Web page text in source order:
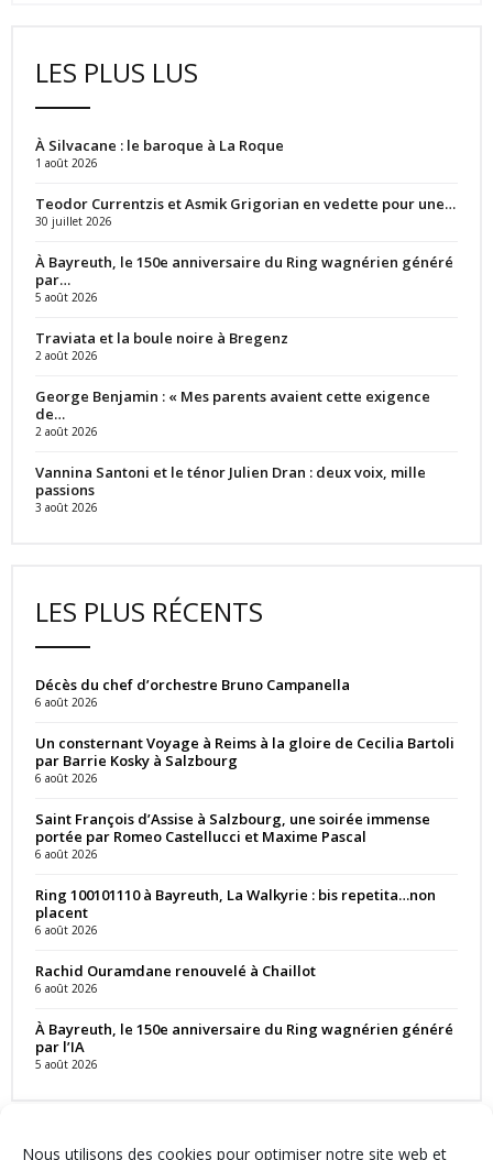
Nous utilisons des cookies pour optimiser notre site web et
LES PLUS LUS
À Silvacane : le baroque à La Roque
1 août 2026
Teodor Currentzis et Asmik Grigorian en vedette pour une…
30 juillet 2026
À Bayreuth, le 150e anniversaire du Ring wagnérien généré
par…
5 août 2026
Traviata et la boule noire à Bregenz
2 août 2026
George Benjamin : « Mes parents avaient cette exigence
de…
2 août 2026
Vannina Santoni et le ténor Julien Dran : deux voix, mille
passions
3 août 2026
LES PLUS RÉCENTS
Décès du chef d’orchestre Bruno Campanella
6 août 2026
Un consternant Voyage à Reims à la gloire de Cecilia Bartoli
par Barrie Kosky à Salzbourg
6 août 2026
Saint François d’Assise à Salzbourg, une soirée immense
portée par Romeo Castellucci et Maxime Pascal
6 août 2026
Ring 100101110 à Bayreuth, La Walkyrie : bis repetita…non
placent
6 août 2026
Rachid Ouramdane renouvelé à Chaillot
6 août 2026
À Bayreuth, le 150e anniversaire du Ring wagnérien généré
par l’IA
5 août 2026